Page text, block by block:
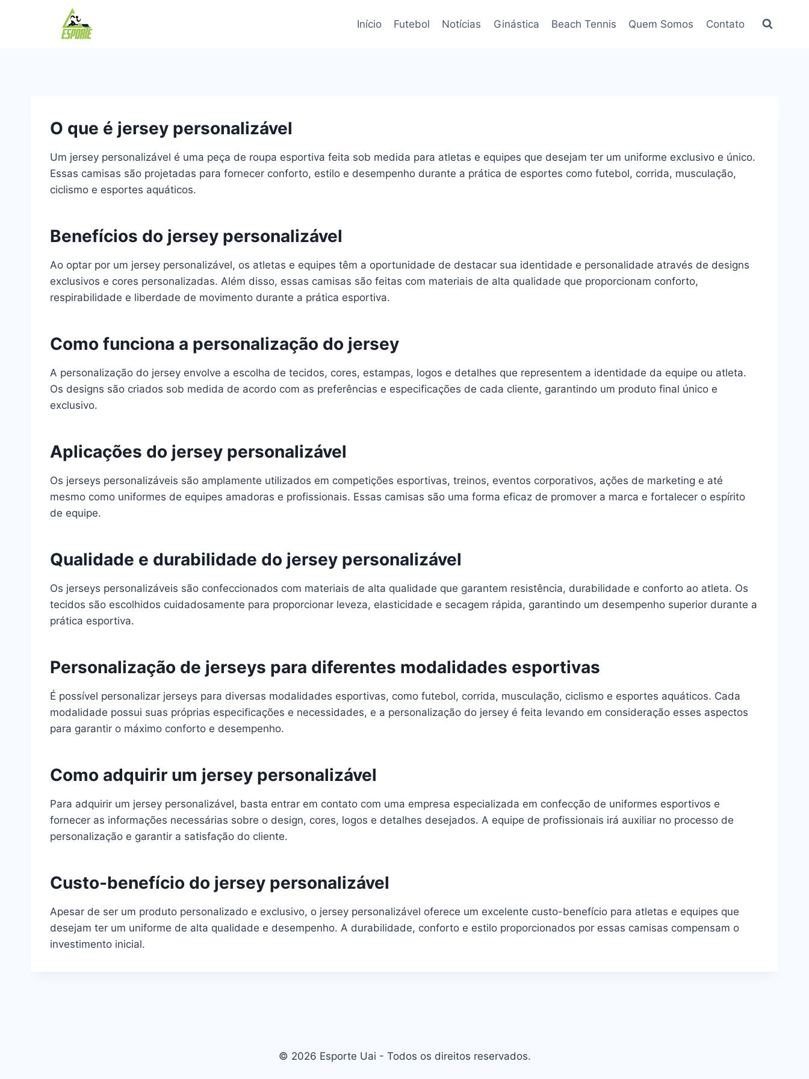
Início Futebol Notícias Ginástica Beach Tennis Quem Somos Contato
O que é jersey personalizável
Um jersey personalizável é uma peça de roupa esportiva feita sob medida para atletas e equipes que desejam ter um uniforme exclusivo e único.
Essas camisas são projetadas para fornecer conforto, estilo e desempenho durante a prática de esportes como futebol, corrida, musculação,
ciclismo e esportes aquáticos.
Benefícios do jersey personalizável
Ao optar por um jersey personalizável, os atletas e equipes têm a oportunidade de destacar sua identidade e personalidade através de designs
exclusivos e cores personalizadas. Além disso, essas camisas são feitas com materiais de alta qualidade que proporcionam conforto,
respirabilidade e liberdade de movimento durante a prática esportiva.
Como funciona a personalização do jersey
A personalização do jersey envolve a escolha de tecidos, cores, estampas, logos e detalhes que representem a identidade da equipe ou atleta.
Os designs são criados sob medida de acordo com as preferências e especificações de cada cliente, garantindo um produto final único e
exclusivo.
Aplicações do jersey personalizável
Os jerseys personalizáveis são amplamente utilizados em competições esportivas, treinos, eventos corporativos, ações de marketing e até
mesmo como uniformes de equipes amadoras e profissionais. Essas camisas são uma forma eficaz de promover a marca e fortalecer o espírito
de equipe.
Qualidade e durabilidade do jersey personalizável
Os jerseys personalizáveis são confeccionados com materiais de alta qualidade que garantem resistência, durabilidade e conforto ao atleta. Os
tecidos são escolhidos cuidadosamente para proporcionar leveza, elasticidade e secagem rápida, garantindo um desempenho superior durante a
prática esportiva.
Personalização de jerseys para diferentes modalidades esportivas
É possível personalizar jerseys para diversas modalidades esportivas, como futebol, corrida, musculação, ciclismo e esportes aquáticos. Cada
modalidade possui suas próprias especificações e necessidades, e a personalização do jersey é feita levando em consideração esses aspectos
para garantir o máximo conforto e desempenho.
Como adquirir um jersey personalizável
Para adquirir um jersey personalizável, basta entrar em contato com uma empresa especializada em confecção de uniformes esportivos e
fornecer as informações necessárias sobre o design, cores, logos e detalhes desejados. A equipe de profissionais irá auxiliar no processo de
personalização e garantir a satisfação do cliente.
Custo-benefício do jersey personalizável
Apesar de ser um produto personalizado e exclusivo, o jersey personalizável oferece um excelente custo-benefício para atletas e equipes que
desejam ter um uniforme de alta qualidade e desempenho. A durabilidade, conforto e estilo proporcionados por essas camisas compensam o
investimento inicial.
© 2026 Esporte Uai - Todos os direitos reservados.